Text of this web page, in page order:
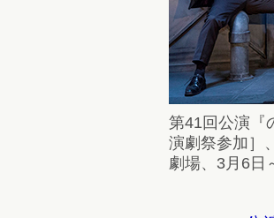
第41回公演『
演劇祭参加］
劇場、3月6日